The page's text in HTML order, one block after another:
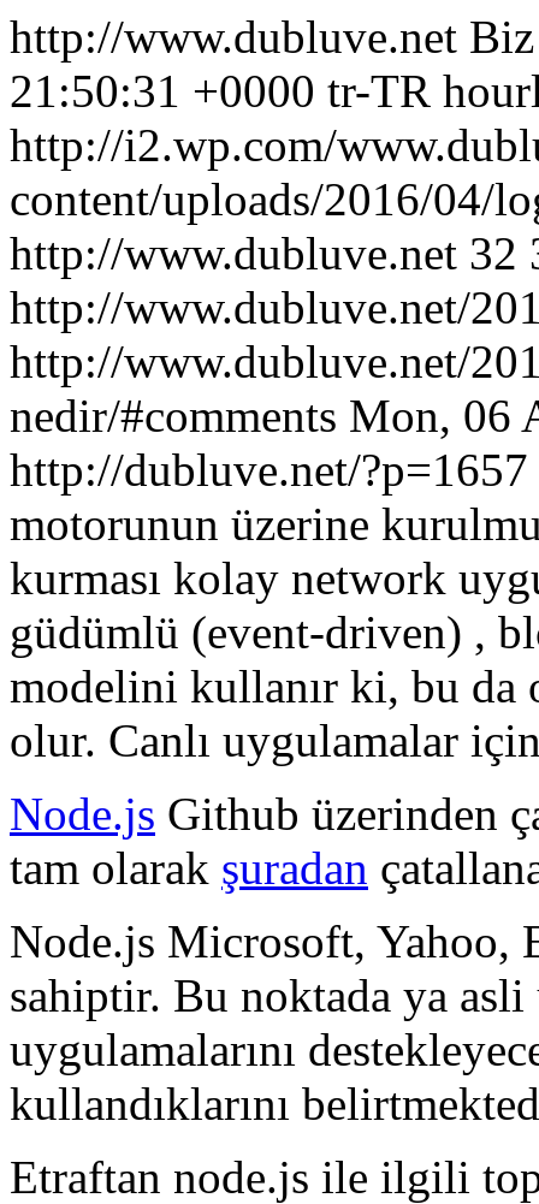
http://www.dubluve.net Biz
21:50:31 +0000 tr-TR
http://i2.wp.com/
content/uploads/2016/04/
http://www.dubluve.net 32
http://www.dubluve.net/
http://www.dubluve.net/
nedir/#comments Mon, 06
http://dubluve.net/?p=1657
motorunun üzerine
kurması kolay network
güdümlü (event-driven) ,
modelini kullanır ki, bu da
olur. Canlı uygulamalar
Node.js Github üzerinden
tam olarak şuradan
Node.js Microsoft, Yahoo,
sahiptir. Bu noktada ya
uygulamalarını
kullandıklarını
Etraftan node.js ile ilgili